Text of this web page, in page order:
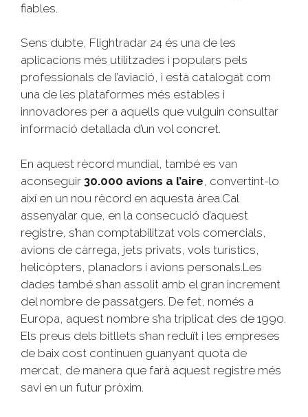
fiables.
Sens dubte, Flightradar 24 és una de les
aplicacions més utilitzades i populars pels
professionals de l’aviació, i està catalogat com
una de les plataformes més estables i
innovadores per a aquells que vulguin consultar
informació detallada d’un vol concret.
En aquest rècord mundial, també es van
aconseguir 30.000 avions a l’aire, convertint-lo
així en un nou rècord en aquesta àrea.Cal
assenyalar que, en la consecució d’aquest
registre, s’han comptabilitzat vols comercials,
avions de càrrega, jets privats, vols turístics,
helicòpters, planadors i avions personals.Les
dades també s’han assolit amb el gran increment
del nombre de passatgers. De fet, només a
Europa, aquest nombre s’ha triplicat des de 1990.
Els preus dels bitllets s’han reduït i les empreses
de baix cost continuen guanyant quota de
mercat, de manera que farà aquest registre més
savi en un futur pròxim.